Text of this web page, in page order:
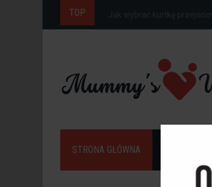
TOP
STRONA GŁÓWNA